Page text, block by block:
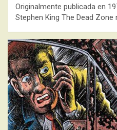
Originalmente publicada en
Stephen King The Dead Zone